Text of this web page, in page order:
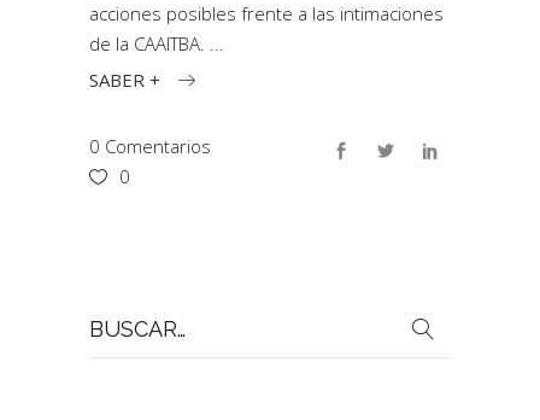
acciones posibles frente a las intimaciones
de la CAAITBA.
SABER +
0 Comentarios
0
por: